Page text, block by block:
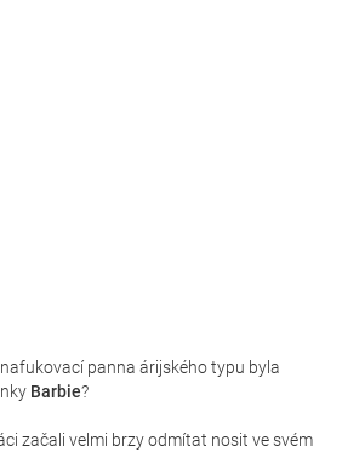
panna árijského typu byla
Barbie?
začali velmi brzy odmítat nosit ve svém